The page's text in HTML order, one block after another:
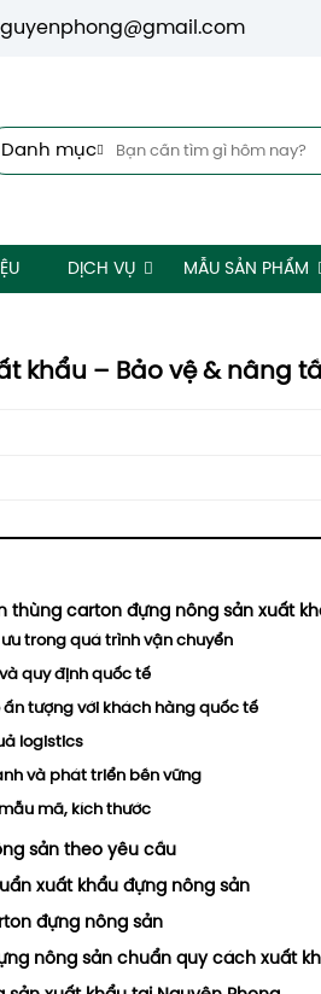
Danh mục
DỊCH VỤ MẪU SẢN PHẨM
khẩu – Bảo vệ & nâng
thùng carton đựng nông sản xuất
trong quá trình vận chuyển
quy định quốc tế
tượng với khách hàng quốc tế
logistics
và phát triển bền vững
mã, kích thước
sản theo yêu cầu
xuất khẩu đựng nông sản
đựng nông sản
nông sản chuẩn quy cách xuất